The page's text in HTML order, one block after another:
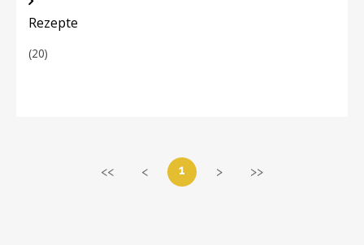
Rezepte
(20)
<< < 1 > >>